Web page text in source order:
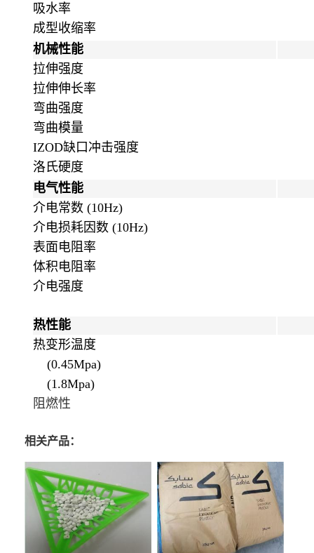
吸水率
成型收缩率
机械性能
拉伸强度
拉伸伸长率
弯曲强度
弯曲模量
IZOD缺口冲击强度
洛氏硬度
电气性能
介电常数 (10Hz)
介电损耗因数 (10Hz)
表面电阻率
体积电阻率
介电强度
热性能
热变形温度
(0.45Mpa)
(1.8Mpa)
阻燃性
相关产品：